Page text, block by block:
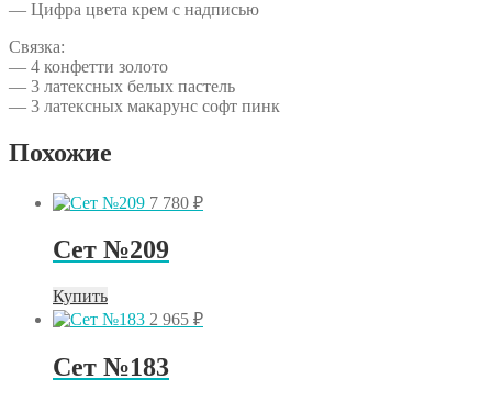
— Цифра цвета крем с надписью
Связка:
— 4 конфетти золото
— 3 латексных белых пастель
— 3 латексных макарунс софт пинк
Похожие
7 780 ₽
Сет №209
Купить
2 965 ₽
Сет №183